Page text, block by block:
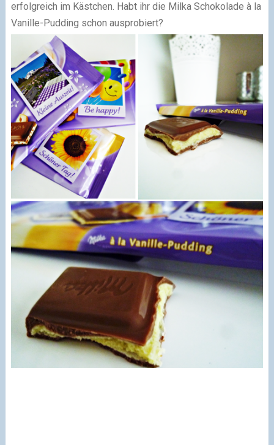
erfolgreich im Kästchen. Habt ihr die Milka Schokolade à la
Vanille-Pudding schon ausprobiert?